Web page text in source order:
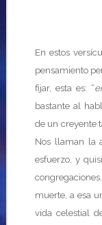
En estos
pensamiento
fijar, esta es: “
bastante al
de un creyente
Nos llaman la
esfuerzo, y
muerte, a esa
vida celestial